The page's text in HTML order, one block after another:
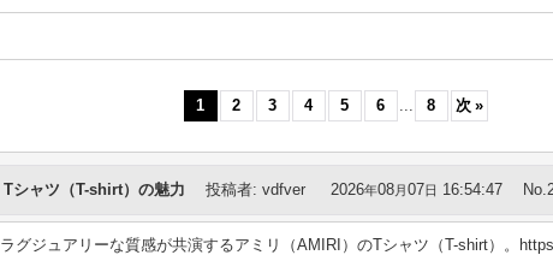
1 2 3 4 5 6 ... 8 次 »
シャツ（T-shirt）の魅力 投稿者: vdfver 2026年08月07日 16:54:47
グジュアリーな質感が共演するアミリ（AMIRI）のTシャツ（T-shirt）。